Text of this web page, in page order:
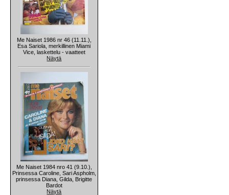
Me Naiset 1986 nr 46 (11.11.),
Esa Sariola, merkillinen Miami
Vice, laskettelu - vaatteet
Näytä
Me Naiset 1984 nro 41 (9.10.),
Prinsessa Caroline, Sari Aspholm,
prinsessa Diana, Gilda, Brigitte
Bardot
Näytä